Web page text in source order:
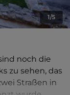
1/5
noch die
zu sehen, das
Straßen in